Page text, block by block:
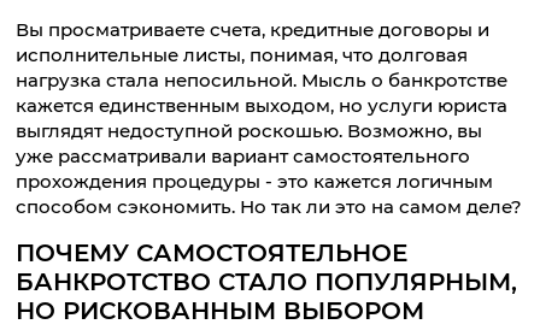
Вы просматриваете счета, кредитные договоры и
исполнительные листы, понимая, что долговая
нагрузка стала непосильной. Мысль о банкротстве
кажется единственным выходом, но услуги юриста
выглядят недоступной роскошью. Возможно, вы
уже рассматривали вариант самостоятельного
прохождения процедуры - это кажется логичным
способом сэкономить. Но так ли это на самом деле?
ПОЧЕМУ САМОСТОЯТЕЛЬНОЕ
БАНКРОТСТВО СТАЛО ПОПУЛЯРНЫМ,
НО РИСКОВАННЫМ ВЫБОРОМ